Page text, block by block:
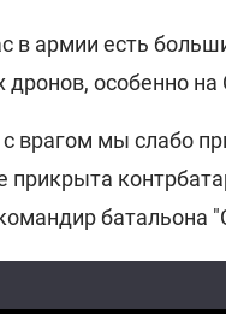
в армии есть
дронов, особенно
врагом мы слабо
прикрыта
батальона